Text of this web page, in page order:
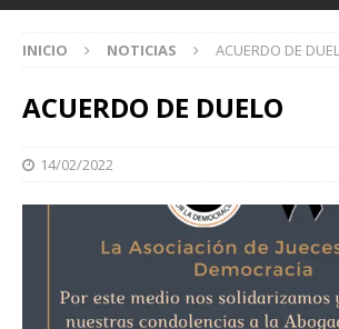
INICIO NOTICIAS ACUERDO DE
ACUERDO DE DUELO
14/02/2022